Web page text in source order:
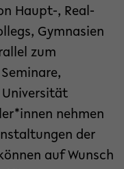
Haupt-, Real-
Gymnasien
zum
Universität
nehmen
der
auf Wunsch